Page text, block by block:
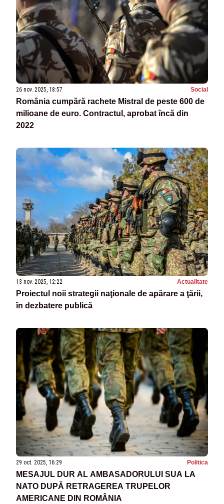
26 nov. 2025, 18:57 Social
România cumpără rachete Mistral de peste 600 de
milioane de euro. Contractul, aprobat încă din
2022
13 nov. 2025, 12:22 Actualitate
Proiectul noii strategii naţionale de apărare a ţării,
în dezbatere publică
29 oct. 2025, 16:29 Politica
MESAJUL DUR AL AMBASADORULUI SUA LA
NATO DUPĂ RETRAGEREA TRUPELOR
AMERICANE DIN ROMÂNIA